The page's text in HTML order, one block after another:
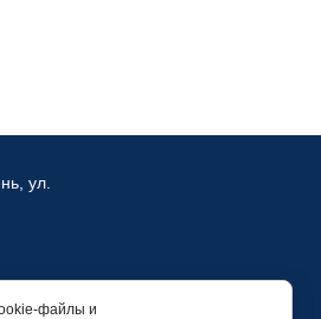
ул.
— студия Мегагрупп.ру.
файлы и